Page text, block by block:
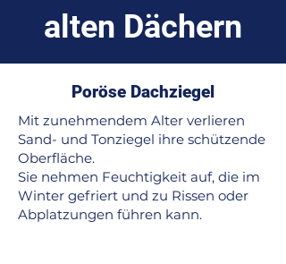
alten Dächern
Poröse Dachziegel
Mit zunehmendem Alter verlieren
Sand- und Tonziegel ihre schützende
Oberfläche.
Sie nehmen Feuchtigkeit auf, die im
Winter gefriert und zu Rissen oder
Abplatzungen führen kann.